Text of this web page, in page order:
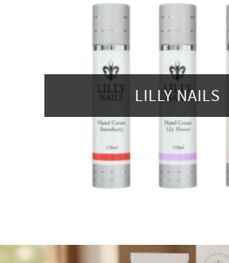
LILLY NAILS